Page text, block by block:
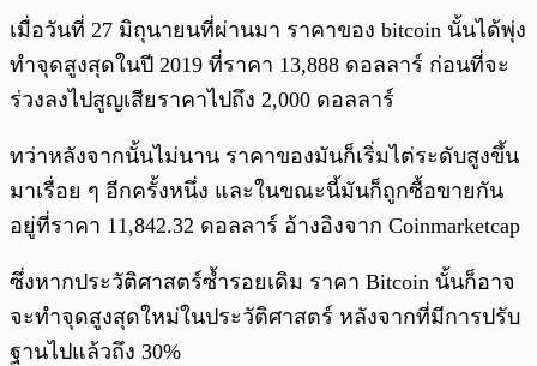
เมื่อวันที่ 27 มิถุนายนที่ผ่านมา ราคาของ bitcoin นั้นได้พุ่ง
ทำจุดสูงสุดในปี 2019 ที่ราคา 13,888 ดอลลาร์ ก่อนที่จะ
ร่วงลงไปสูญเสียราคาไปถึง 2,000 ดอลลาร์
ทว่าหลังจากนั้นไม่นาน ราคาของมันก็เริ่มไต่ระดับสูงขึ้น
มาเรื่อย ๆ อีกครั้งหนึ่ง และในขณะนี้มันก็ถูกซื้อขายกัน
อยู่ที่ราคา 11,842.32 ดอลลาร์ อ้างอิงจาก Coinmarketcap
ซึ่งหากประวัติศาสตร์ซ้ำรอยเดิม ราคา Bitcoin นั้นก็อาจ
จะทำจุดสูงสุดใหม่ในประวัติศาสตร์ หลังจากที่มีการปรับ
ฐานไปแล้วถึง 30%